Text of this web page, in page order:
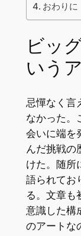
おわりに
ビッ
いう
忌憚なく言
なかった。
会いに端を
んだ挑戦の
けた。随所
語られてお
る。文章も
意識した構
のアートな